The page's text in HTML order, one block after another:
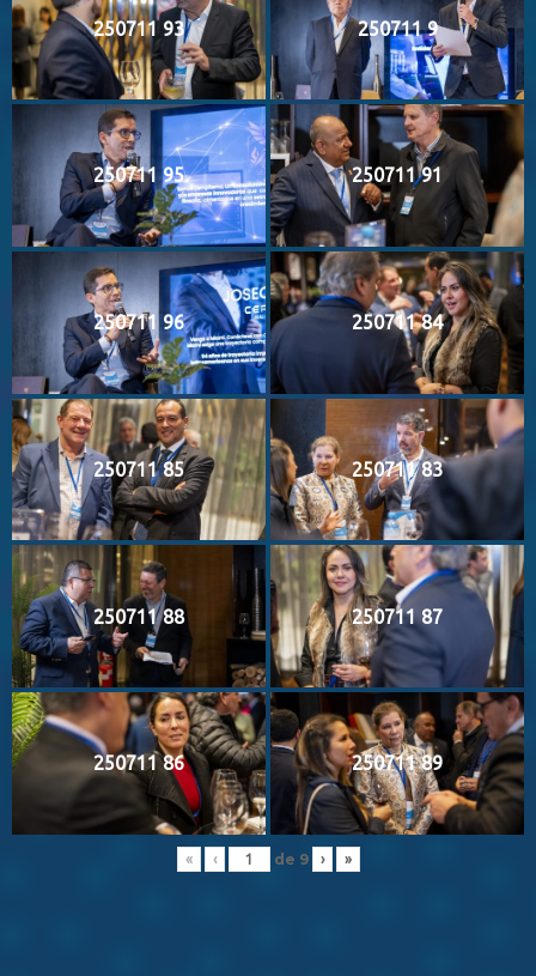
250711 93 250711 9
250711 95 250711 91
250711 96 250711 84
250711 85 250711 83
250711 88 250711 87
250711 86 250711 89
« ‹ de 9 › »